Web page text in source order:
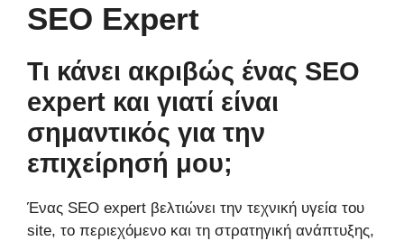
SEO Expert
Τι κάνει ακριβώς ένας SEO
expert και γιατί είναι
σημαντικός για την
επιχείρησή μου;
Ένας SEO expert βελτιώνει την τεχνική υγεία του
site, το περιεχόμενο και τη στρατηγική ανάπτυξης,